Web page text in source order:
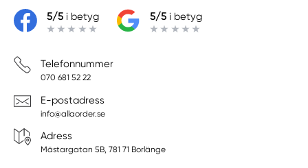
5/5i betyg 5/5i betyg
Telefonnummer
070 681 52 22
E-postadress
info@allaorder.se
Adress
Mästargatan 5B, 781 71 Borlänge